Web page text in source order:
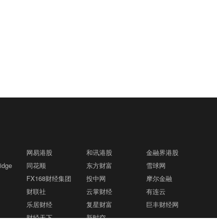
网易港股 和讯港股
金融界港股
同花顺 东方财富
雪球网
FX168财经集团 投中网
摩尔金融
财联社 云掌财经
有连云
乐居财经 复星财富
巨丰财经网
财经天下 新时空